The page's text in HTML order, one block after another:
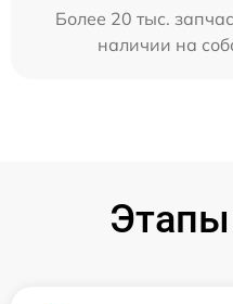
Более 20 тыс.
наличии на